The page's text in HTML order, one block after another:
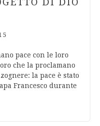
pace con le loro
che la proclamano
la pace è stato
Francesco durante